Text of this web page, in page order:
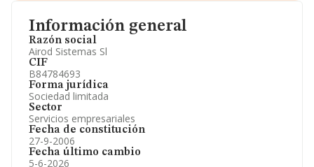
Información general
Razón social
Airod Sistemas Sl
CIF
B84784693
Forma jurídica
Sociedad limitada
Sector
Servicios empresariales
Fecha de constitución
27-9-2006
Fecha último cambio
5-6-2026
Información oficial y registral complementaria.